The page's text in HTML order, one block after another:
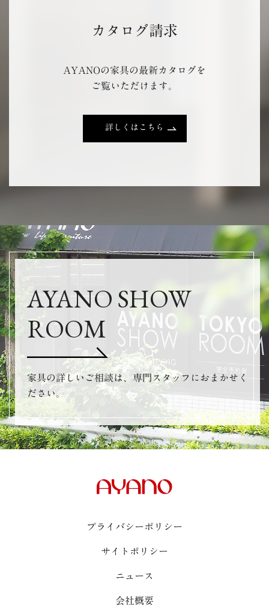
カタログ請求
AYANOの家具の最新カタログを
ご覧いただけます。
詳しくはこちら
AYANO SHOW
ROOM
家具の詳しいご相談は、専門スタッフにおまかせく
ださい。
プライバシーポリシー
サイトポリシー
ニュース
会社概要